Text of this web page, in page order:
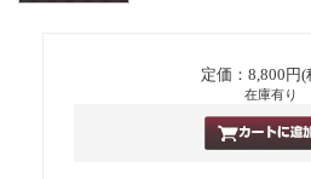
定価：8,800円(
在庫有り